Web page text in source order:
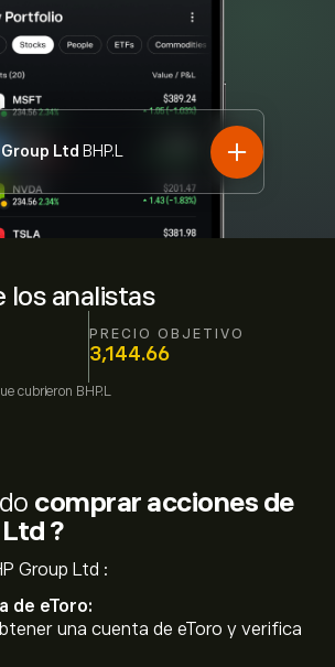
los analistas
PRECIO OBJETIVO
3,144.66
cubrieron BHP.L
Group Ltd BHP.L
comprar acciones de
?
Group Ltd :
de eToro:
una cuenta de eToro y verifica